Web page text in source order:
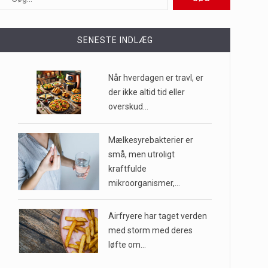
af mennesker…
til…
SENESTE INDLÆG
Når hverdagen er travl, er
der ikke altid tid eller
overskud…
Mælkesyrebakterier er
små, men utroligt
kraftfulde
mikroorganismer,…
Airfryere har taget verden
med storm med deres
løfte om…